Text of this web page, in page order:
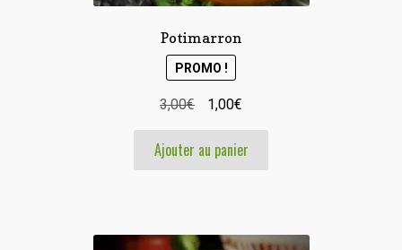
Potimarron
PROMO !
3,00€
Le
prix
initial
était :
1,00€Le
prix
actuel
est :
Ajouter au panier